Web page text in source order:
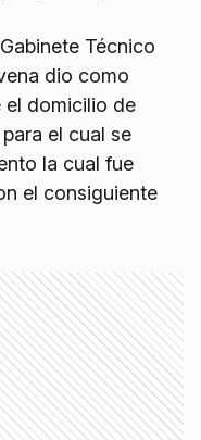
Técnico
dio como
el domicilio de
para el cual se
la cual fue
el consiguiente